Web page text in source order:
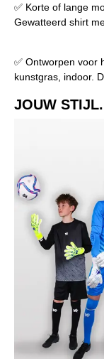
✅ Korte of lange
Gewatteerd shirt
✅ Ontworpen voor
kunstgras, indoor.
JOUW